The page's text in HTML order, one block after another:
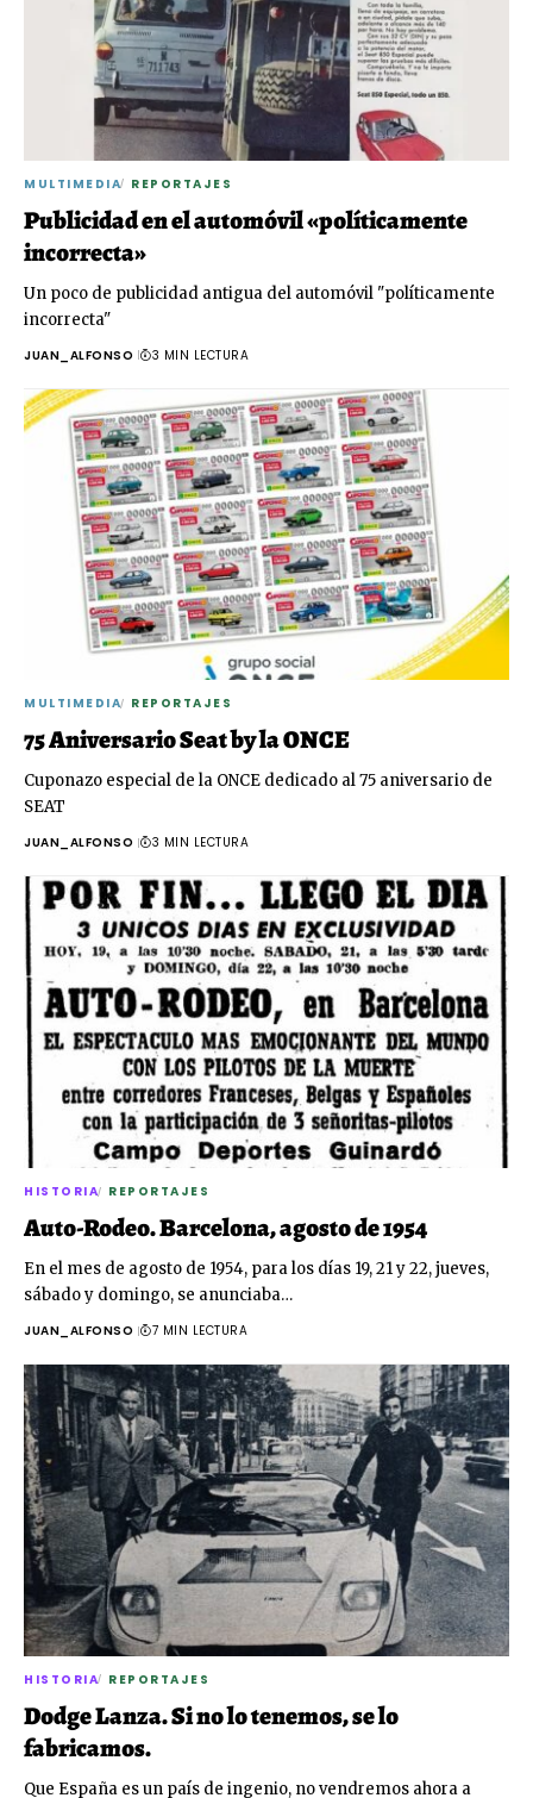
MULTIMEDIA REPORTAJES
Publicidad en el automóvil «políticamente
incorrecta»
Un poco de publicidad antigua del automóvil "políticamente
incorrecta"
JUAN_ALFONSO 3 MIN LECTURA
MULTIMEDIA REPORTAJES
75 Aniversario Seat by la ONCE
Cuponazo especial de la ONCE dedicado al 75 aniversario de
SEAT
JUAN_ALFONSO 3 MIN LECTURA
HISTORIA REPORTAJES
Auto-Rodeo. Barcelona, agosto de 1954
En el mes de agosto de 1954, para los días 19, 21 y 22, jueves,
sábado y domingo, se anunciaba…
JUAN_ALFONSO 7 MIN LECTURA
HISTORIA REPORTAJES
Dodge Lanza. Si no lo tenemos, se lo
fabricamos.
Que España es un país de ingenio, no vendremos ahora a